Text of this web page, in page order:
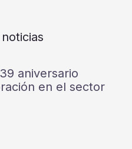
aniversario
en el sector